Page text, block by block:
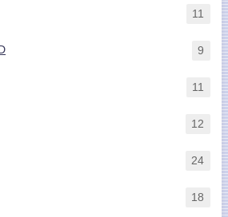
11
9
11
12
24
18